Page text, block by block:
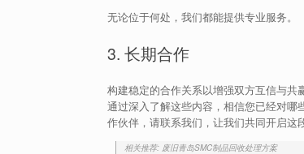
无论位于何处，我们都能提供专业服务。
3. 长期合作
构建稳定的合作关系以增强双方互信与共
通过深入了解这些内容，相信您已经对哪
作伙伴，请联系我们，让我们共同开启这
相关推荐: 废旧青岛SMC制品回收处理方案